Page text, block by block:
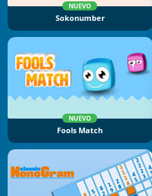
NUEVO
Sokonumber
NUEVO
Fools Match